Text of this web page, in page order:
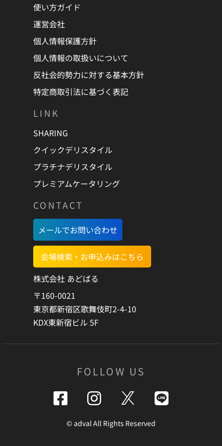
使い方ガイド
運営会社
個人情報保護方針
個人情報の取扱いについて
反社会的勢力に対する基本方針
特定商取引法に基づく表記
LINK
SHARING
クイックデリスタイル
プラチナデリスタイル
プレミアムケータリング
CONTACT
メールでお問い合わせ
会場検索・お申込みはこちら
株式会社 あどばる
〒160-0021
東京都新宿区歌舞伎町2-4-10
KDX東新宿ビル 5F
FOLLOW US
©️ adval All Rights Reserved